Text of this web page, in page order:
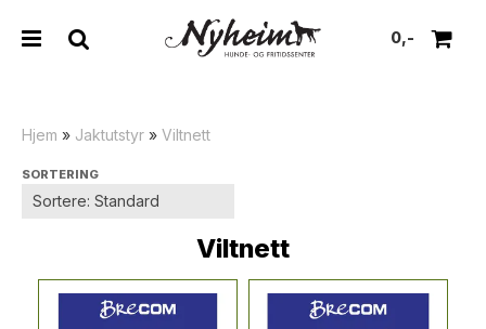
0,-
Hjem » Jaktutstyr » Viltnett
SORTERING
Viltnett